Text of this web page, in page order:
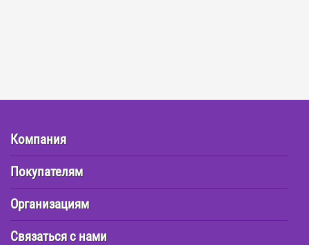
Компания
Покупателям
Организациям
Связаться с нами